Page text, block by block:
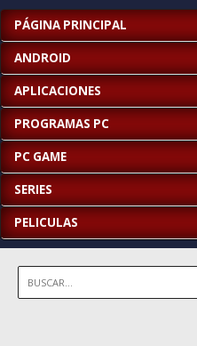
PÁGINA PRINCIPAL
ANDROID
APLICACIONES
PROGRAMAS PC
PC GAME
SERIES
PELICULAS